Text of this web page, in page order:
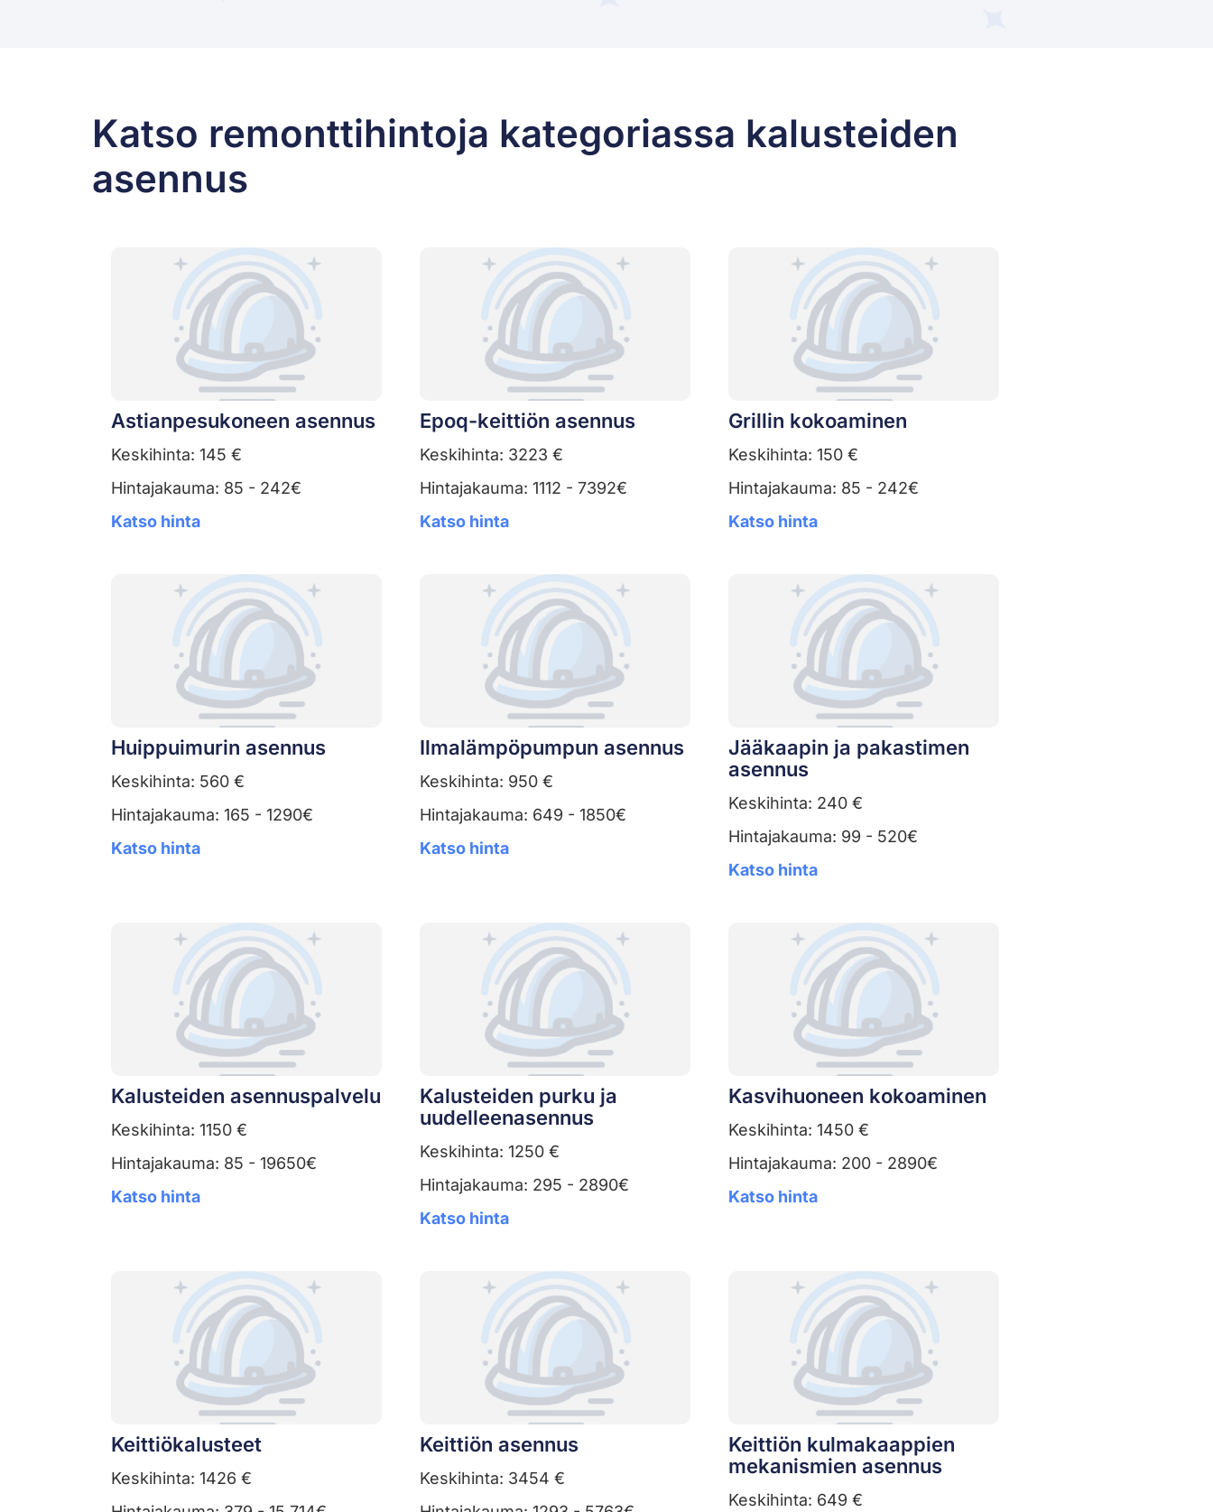
Katso remonttihintoja kategoriassa kalusteiden
asennus
Astianpesukoneen asennus
Keskihinta: 145 €
Hintajakauma: 85 - 242€
Katso hinta
Epoq-keittiön asennus
Keskihinta: 3223 €
Hintajakauma: 1112 - 7392€
Katso hinta
Grillin kokoaminen
Keskihinta: 150 €
Hintajakauma: 85 - 242€
Katso hinta
Huippuimurin asennus
Keskihinta: 560 €
Hintajakauma: 165 - 1290€
Katso hinta
Ilmalämpöpumpun asennus
Keskihinta: 950 €
Hintajakauma: 649 - 1850€
Katso hinta
Jääkaapin ja pakastimen
asennus
Keskihinta: 240 €
Hintajakauma: 99 - 520€
Katso hinta
Kalusteiden asennuspalvelu
Keskihinta: 1150 €
Hintajakauma: 85 - 19650€
Katso hinta
Kalusteiden purku ja
uudelleenasennus
Keskihinta: 1250 €
Hintajakauma: 295 - 2890€
Katso hinta
Kasvihuoneen kokoaminen
Keskihinta: 1450 €
Hintajakauma: 200 - 2890€
Katso hinta
Keittiökalusteet
Keskihinta: 1426 €
Keittiön asennus
Keskihinta: 3454 €
Keittiön kulmakaappien
mekanismien asennus
Keskihinta: 649 €